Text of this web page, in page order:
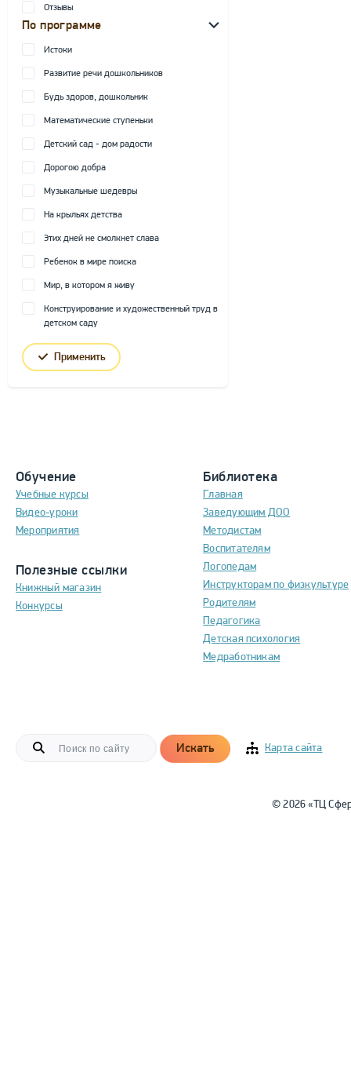
Отзывы
По программе
Истоки
Развитие речи дошкольников
Будь здоров, дошкольник
Математические ступеньки
Детский сад - дом радости
Дорогою добра
Музыкальные шедевры
На крыльях детства
Этих дней не смолкнет слава
Ребенок в мире поиска
Мир, в котором я живу
Конструирование и художественный труд в
детском саду
Применить
Обучение
Учебные курсы
Видео-уроки
Мероприятия
Полезные ссылки
Книжный магазин
Конкурсы
Библиотека
Главная
Заведующим ДОО
Методистам
Воспитателям
Логопедам
Инструкторам по физкультуре
Родителям
Педагогика
Детская психология
Медработникам
Искать Карта сайта
© 2026 «ТЦ